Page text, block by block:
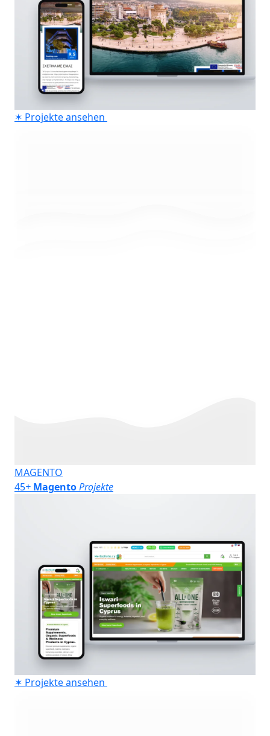
✶ Projekte ansehen
MAGENTO
45+ MagentoProjekte
✶ Projekte ansehen